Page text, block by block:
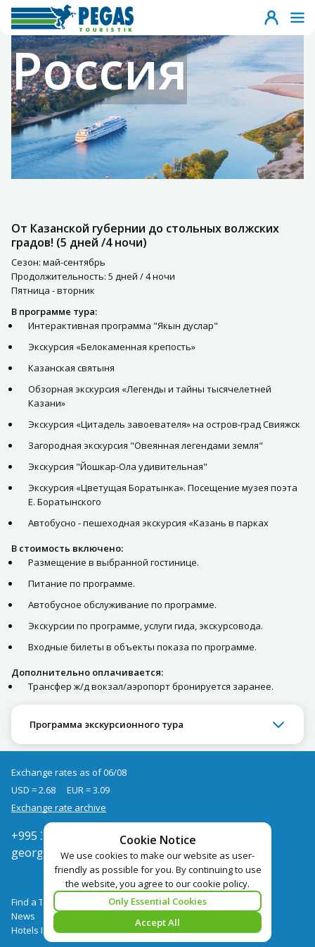
Россия
От Казанской губернии до стольных волжских
градов! (5 дней /4 ночи)
Сезон: май-сентябрь
Продолжительность: 5 дней / 4 ночи
Пятница - вторник
В программе тура:
Интерактивная программа "Якын дуслар"
Экскурсия «Белокаменная крепость»
Казанская святыня
Обзорная экскурсия «Легенды и тайны тысячелетней
Казани»
Экскурсия «Цитадель завоевателя» на остров-град Свияжск
Загородная экскурсия "Овеянная легендами земля"
Экскурсия "Йошкар-Ола удивительная"
Экскурсия «Цветущая Боратынка». Посещение музея поэта
Е. Боратынского
Автобусно - пешеходная экскурсия «Казань в парках
В стоимость включено:
Размещение в выбранной гостинице.
Питание по программе.
Автобусное обслуживание по программе.
Экскурсии по программе, услуги гида, экскурсовода.
Входные билеты в объекты показа по программе.
Дополнительно оплачивается:
Трансфер ж/д вокзал/аэропорт бронируется заранее.
Программа экскурсионного тура
Cookie Notice
We use cookies to make our website as user-
friendly as possible for you. By continuing to use
the website, you agree to our cookie policy.
Only Essential Cookies
Accept All
Exchange rates as of 06/08
USD = 2.68
EUR = 3.09
Exchange rate archive
+995 322050666
georgia@pegast.ge
Find a Tour
News
Hotels Booking